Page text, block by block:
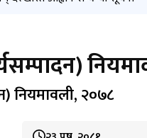
नियमावली, २०७८